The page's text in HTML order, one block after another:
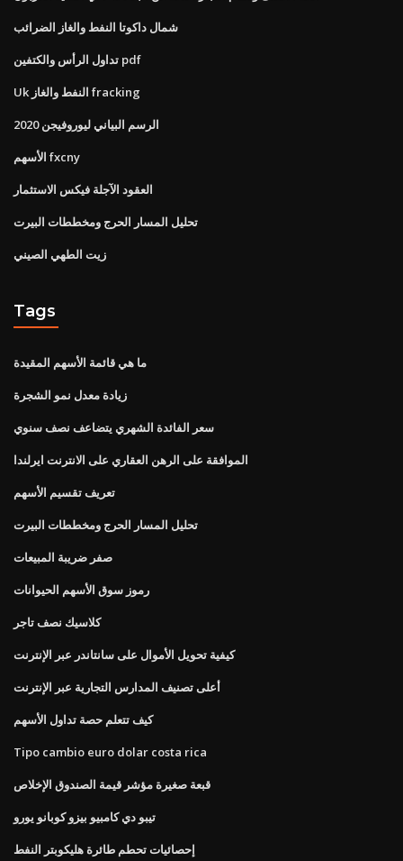
شمال داكوتا النفط والغاز الضرائب
تداول الرأس والكتفين pdf
Uk النفط والغاز fracking
الرسم البياني ليوروفيجن 2020
الأسهم fxcny
العقود الآجلة فيكس الاستثمار
تحليل المسار الحرج ومخططات البيرت
زيت الطهي الصيني
Tags
ما هي قائمة الأسهم المقيدة
زيادة معدل نمو الشجرة
سعر الفائدة الشهري يتضاعف نصف سنوي
الموافقة على الرهن العقاري على الانترنت ايرلندا
تعريف تقسيم الأسهم
تحليل المسار الحرج ومخططات البيرت
صفر ضريبة المبيعات
رموز سوق الأسهم الحيوانات
كلاسيك نصف تاجر
كيفية تحويل الأموال على سانتاندر عبر الإنترنت
أعلى تصنيف المدارس التجارية عبر الإنترنت
كيف تتعلم حصة تداول الأسهم
Tipo cambio euro dolar costa rica
قبعة صغيرة مؤشر قيمة الصندوق الإخلاص
تيبو دي كامبيو بيزو كوبانو يورو
إحصائيات تحطم طائرة هليكوبتر النفط